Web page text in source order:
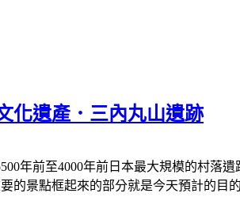
化遺產．三內丸山遺跡
年前至4000年前日本最大規模的村落
的景點框起來的部分就是今天預計的目